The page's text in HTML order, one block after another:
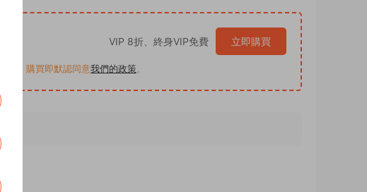
VIP 8折、終身VIP免費 立即購買
。購買即默認同意我們的政策。